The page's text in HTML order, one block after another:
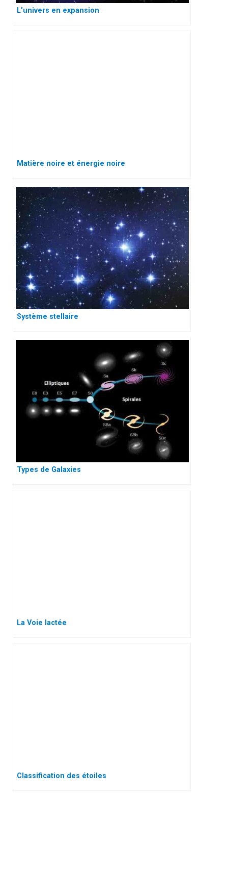
L’univers en expansion
Matière noire et énergie noire
Système stellaire
Types de Galaxies
La Voie lactée
Classification des étoiles